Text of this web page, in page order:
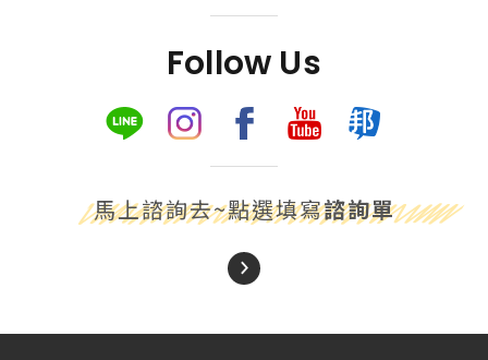
Follow Us
馬上諮詢去~點選填寫諮詢單